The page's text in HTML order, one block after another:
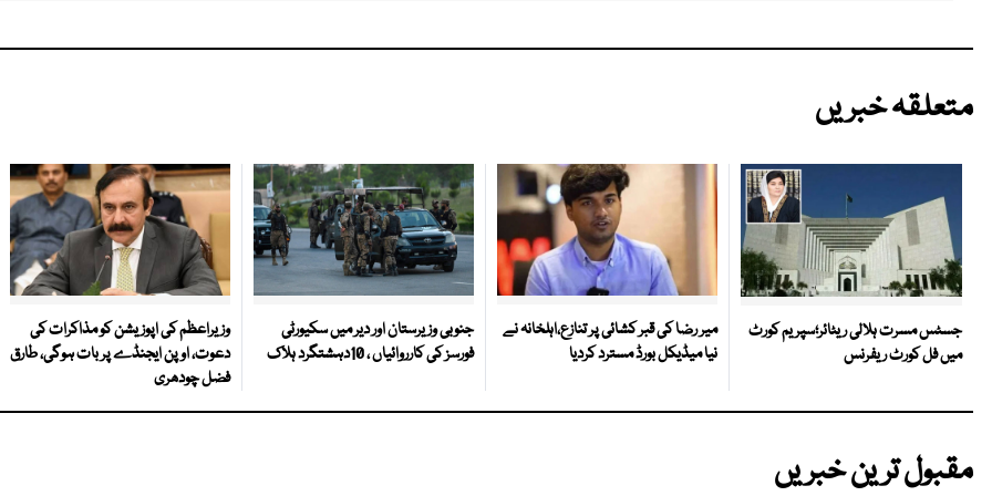
متعلقہ خبریں
جسٹس مسرت ہلالی ریٹائر؛سپریم کورٹ
میں فل کورٹ ریفرنس
میر رضا کی قبر کشائی پر تنازع،اہلخانہ نے
نیا میڈیکل بورڈ مسترد کردیا
جنوبی وزیرستان اور دیر میں سکیورٹی
فورسز کی کارروائیاں ، 10دہشتگرد ہلاک
وزیراعظم کی اپوزیشن کو مذاکرات کی
دعوت، اوپن ایجنڈے پر بات ہوگی، طارق
فضل چودھری
مقبول ترین خبریں